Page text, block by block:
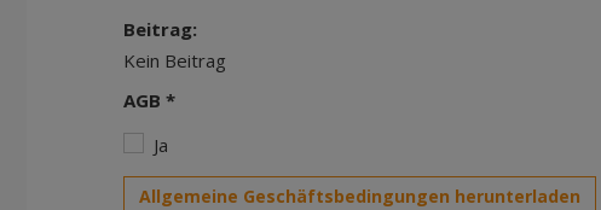
Beitrag:
Kein Beitrag
AGB *
Ja
Allgemeine Geschäftsbedingungen herunterladen